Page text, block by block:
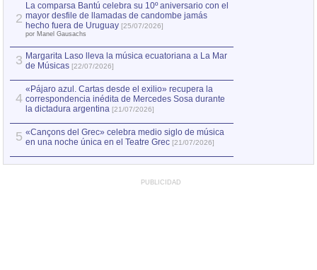
2
La comparsa Bantú celebra su 10º aniversario con el
mayor desfile de llamadas de candombe jamás
hecho fuera de Uruguay [25/07/2026]
por Manel Gausachs
3 Margarita Laso lleva la música ecuatoriana a La Mar
de Músicas [22/07/2026]
4
«Pájaro azul. Cartas desde el exilio» recupera la
correspondencia inédita de Mercedes Sosa durante
la dictadura argentina [21/07/2026]
5 «Cançons del Grec» celebra medio siglo de música
en una noche única en el Teatre Grec [21/07/2026]
PUBLICIDAD